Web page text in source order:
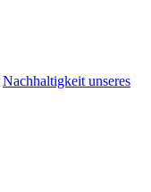
Nachhaltigkeit unseres